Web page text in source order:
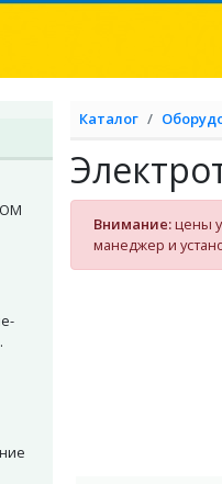
Каталог
Внимание:цены
манеджер и